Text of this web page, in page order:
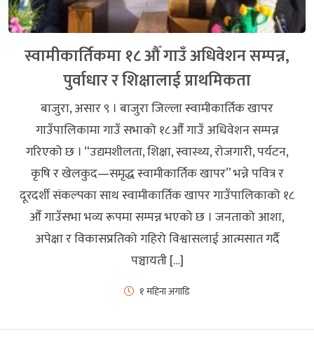
स्वामीकार्तिकमा १८ औँ गाउँ अधिवेशन सम्पन्न,
पुर्वाधार र शिक्षालाई प्राथमिकता
बाजुरा, असार ९ । बाजुरा जिल्ला स्वामीकार्तिक खापर
गाउँपालिकामा गाउँ सभाको १८औँ गाउँ अधिवेशन सम्पन्न
गरिएको छ । “उद्यमशीलता, शिक्षा, स्वास्थ्य, रोजगारी, पर्यटन,
कृषि र खेलकुद—समृद्ध स्वामीकार्तिक खापर” भन्ने पवित्र र
दूरदर्शी संकल्पका साथ स्वामीकार्तिक खापर गाउँपालिकाको १८
औँ गाउँसभा भव्य रूपमा सम्पन्न भएको छ । जनताको आशा,
अपेक्षा र विकासप्रतिको गहिरो विश्वासलाई आत्मसात गर्दै
पञ्चायती […]
१ महिना अगाडि